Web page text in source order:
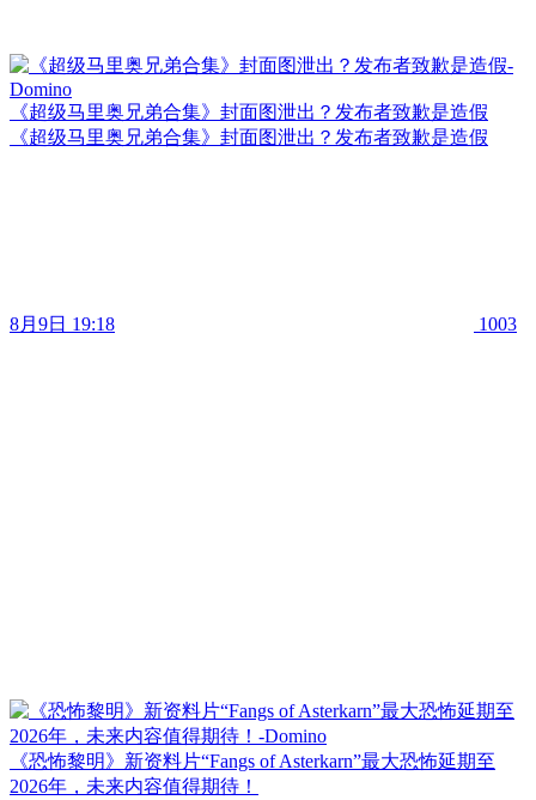
《超级马里奥兄弟合集》封面图泄出？发布者致歉是造假
《超级马里奥兄弟合集》封面图泄出？发布者致歉是造假
8月9日 19:18 1003
《恐怖黎明》新资料片“Fangs of Asterkarn”最大恐怖延期至
2026年，未来内容值得期待！